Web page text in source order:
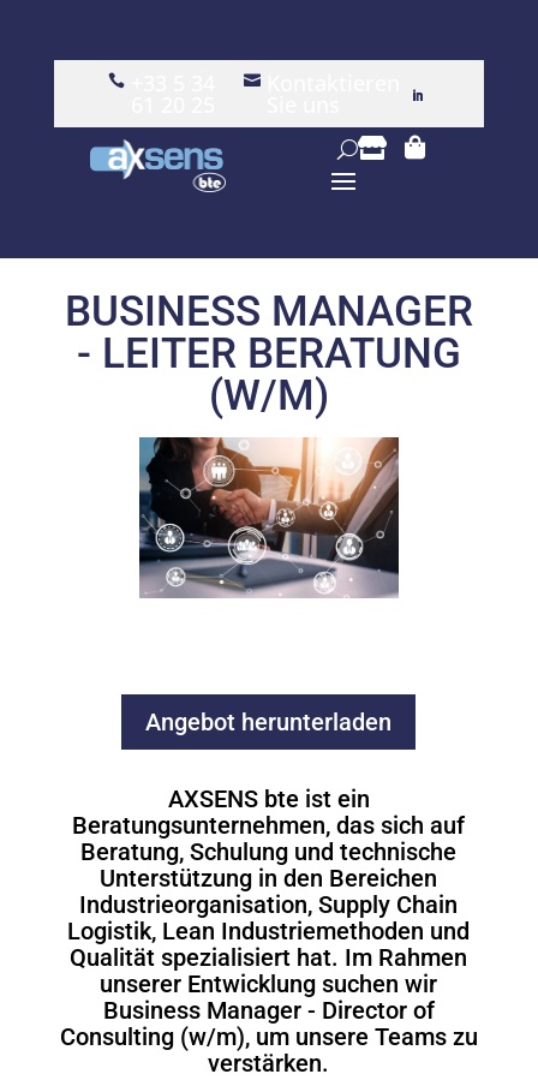
 
 
BUSINESS MANAGER
- LEITER BERATUNG
(W/M)
Angebot herunterladen
AXSENS bte ist ein
Beratungsunternehmen, das sich auf
Beratung, Schulung und technische
Unterstützung in den Bereichen
Industrieorganisation, Supply Chain
Logistik, Lean Industriemethoden und
Qualität spezialisiert hat. Im Rahmen
unserer Entwicklung suchen wir
Business Manager - Director of
Consulting (w/m), um unsere Teams zu
verstärken.